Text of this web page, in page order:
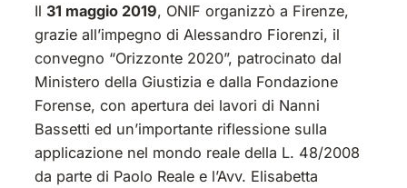
Il 31 maggio 2019, ONIF organizzò a Firenze,
grazie all’impegno di Alessandro Fiorenzi, il
convegno “Orizzonte 2020”, patrocinato dal
Ministero della Giustizia e dalla Fondazione
Forense, con apertura dei lavori di Nanni
Bassetti ed un’importante riflessione sulla
applicazione nel mondo reale della L. 48/2008
da parte di Paolo Reale e l’Avv. Elisabetta